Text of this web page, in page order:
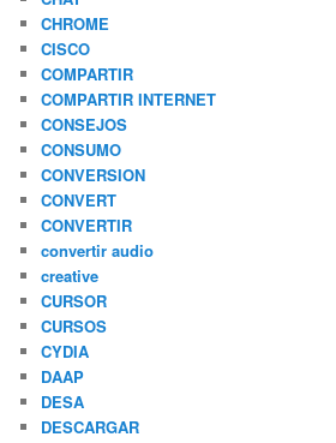
CHROME
CISCO
COMPARTIR
COMPARTIR INTERNET
CONSEJOS
CONSUMO
CONVERSION
CONVERT
CONVERTIR
convertir audio
creative
CURSOR
CURSOS
CYDIA
DAAP
DESA
DESCARGAR